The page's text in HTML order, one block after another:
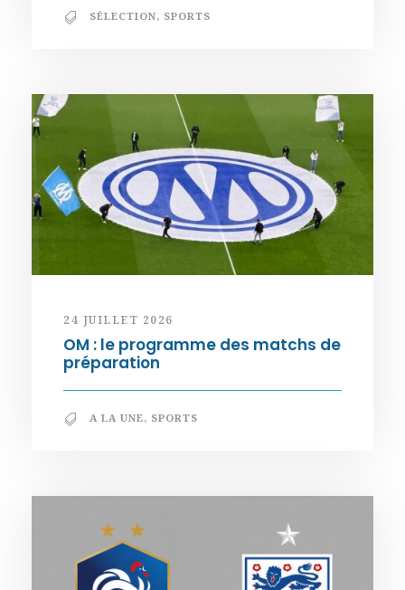
SÉLECTION, SPORTS
24 JUILLET 2026
OM : le programme des matchs de
préparation
A LA UNE, SPORTS